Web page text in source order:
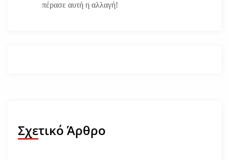
πέρασε αυτή η αλλαγή!
Σχετικό Άρθρο